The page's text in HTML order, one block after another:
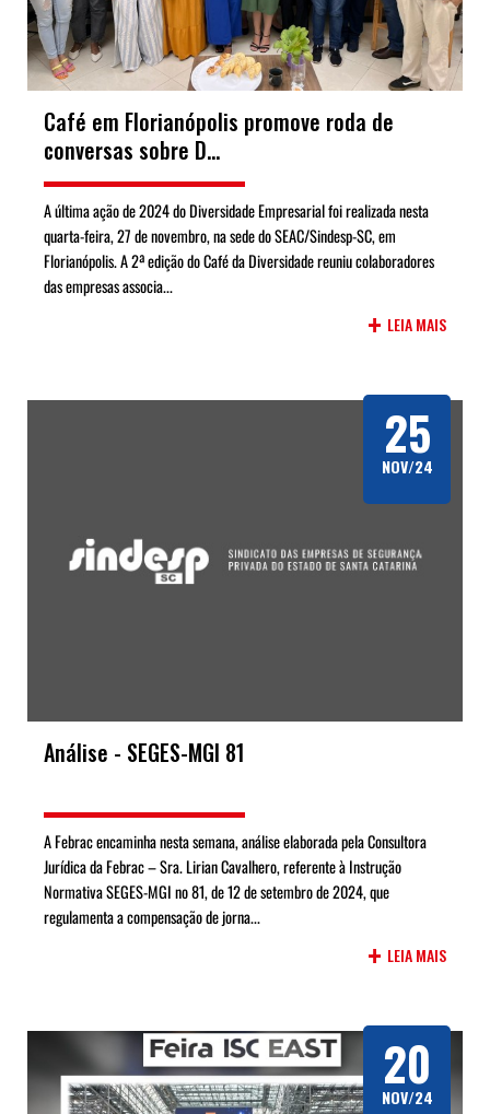
Café em Florianópolis promove roda de
conversas sobre D...
A última ação de 2024 do Diversidade Empresarial foi realizada nesta
quarta-feira, 27 de novembro, na sede do SEAC/Sindesp-SC, em
Florianópolis. A 2ª edição do Café da Diversidade reuniu colaboradores
das empresas associa...
+ LEIA MAIS
Análise - SEGES-MGI 81
A Febrac encaminha nesta semana, análise elaborada pela Consultora
Jurídica da Febrac – Sra. Lirian Cavalhero, referente à Instrução
Normativa SEGES-MGI no 81, de 12 de setembro de 2024, que
regulamenta a compensação de jorna...
+ LEIA MAIS
25
NOV/24
20
NOV/24